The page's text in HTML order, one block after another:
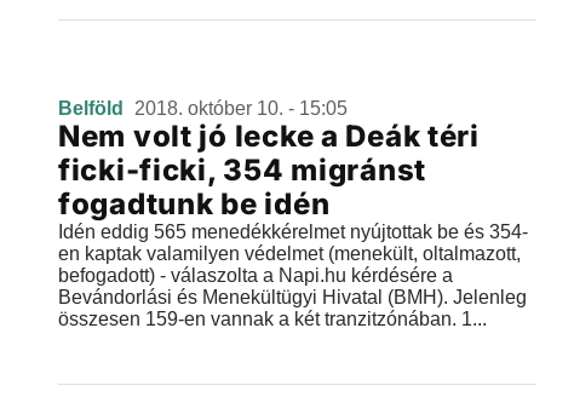
Belföld 2018. október 10. - 15:05
Nem volt jó lecke a Deák téri
ficki-ficki, 354 migránst
fogadtunk be idén
Idén eddig 565 menedékkérelmet nyújtottak be és 354-
en kaptak valamilyen védelmet (menekült, oltalmazott,
befogadott) - válaszolta a Napi.hu kérdésére a
Bevándorlási és Menekültügyi Hivatal (BMH). Jelenleg
összesen 159-en vannak a két tranzitzónában. 1...